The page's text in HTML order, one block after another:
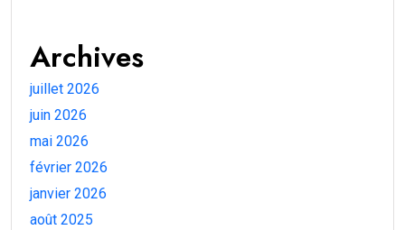
Archives
juillet 2026
juin 2026
mai 2026
février 2026
janvier 2026
août 2025